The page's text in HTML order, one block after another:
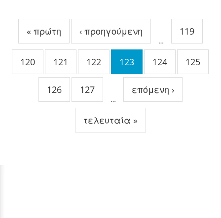
« πρώτη ‹ προηγούμενη
…
119
120 121 122 123 124 125
126 127
…
επόμενη ›
τελευταία »